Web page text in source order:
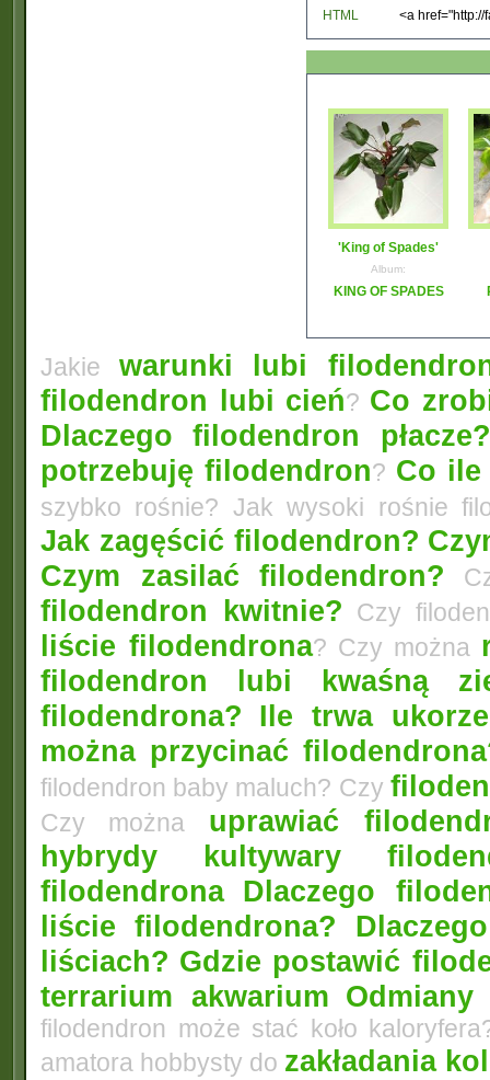
HTML
'King of Spades'
Album:
KING OF SPADES
Jakie warunki lubi
filodendron lubi cień? Co
Dlaczego filodendron
potrzebuję filodendron? Co ile
szybko rośnie? Jak wysoki rośnie
Jak zagęścić filodendron?
Czym zasilać filodendron?
filodendron kwitnie? Czy
liście filodendrona? Czy można
filodendron lubi kwaśną
filodendrona? Ile trwa
można przycinać
filodendron baby maluch? Czy
Czy można uprawiać
hybrydy kultywary
filodendrona Dlaczego
liście filodendrona?
liściach? Gdzie postawić
terrarium akwarium
filodendron może stać koło
amatora hobbysty do zakładania